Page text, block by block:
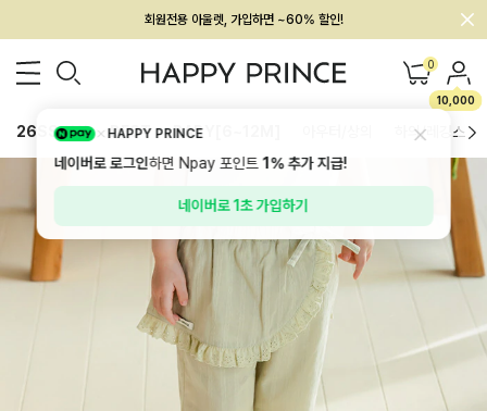
회원전용 아울렛, 가입하면 ~60% 할인!
멤버십 최대 28,000원 혜택 0
10,000
26SS 신상 BEST BABY[6~12M] 하의/레깅스
HAPPY PRINCE
네이버로 로그인하면 Npay 포인트1%추가 지급!
네이버로 1초 가입하기